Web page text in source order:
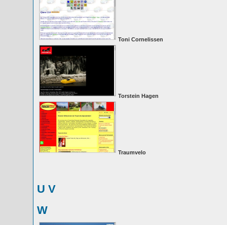
Toni Cornelissen
Torstein Hagen
Traumvelo
U V
W